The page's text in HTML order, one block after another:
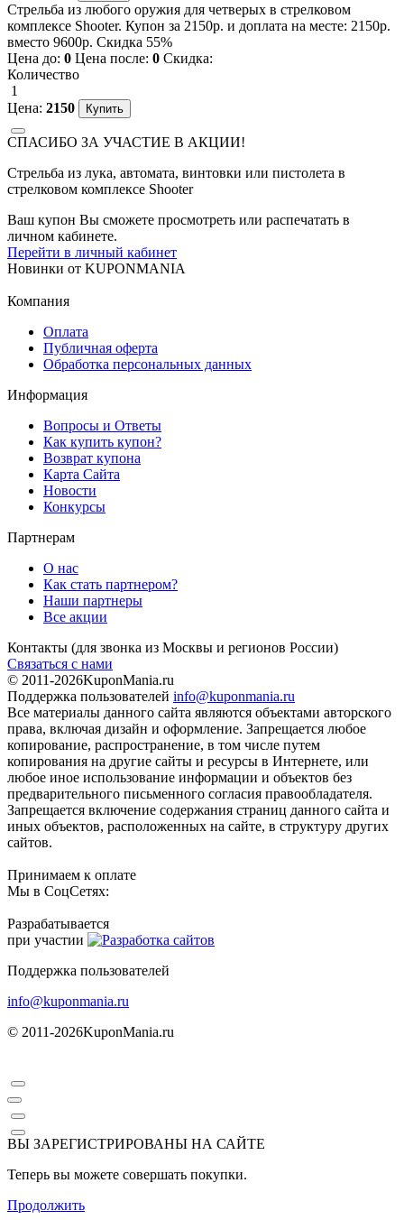
Стрельба из любого оружия для четверых в стрелковом
комплексе Shooter. Купон за 2150р. и доплата на месте: 2150р.
вместо 9600р. Скидка 55%
Цена до: 0 Цена после: 0 Скидка:
Количество
1
Цена: 2150
СПАСИБО ЗА УЧАСТИЕ В АКЦИИ!
Стрельба из лука, автомата, винтовки или пистолета в
стрелковом комплексе Shooter
Ваш купон Вы сможете просмотреть или распечатать в
личном кабинете.
Перейти в личный кабинет
Новинки от KUPONMANIA
Компания
Оплата
Публичная оферта
Обработка персональных данных
Информация
Вопросы и Ответы
Как купить купон?
Возврат купона
Карта Сайта
Новости
Конкурсы
Партнерам
О нас
Как стать партнером?
Наши партнеры
Все акции
Контакты (для звонка из Москвы и регионов России)
Связаться с нами
© 2011-2026KuponMania.ru
Поддержка пользователей info@kuponmania.ru
Все материалы данного сайта являются объектами авторского
права, включая дизайн и оформление. Запрещается любое
копирование, распространение, в том числе путем
копирования на другие сайты и ресурсы в Интернете, или
любое иное использование информации и объектов без
предварительного письменного согласия правообладателя.
Запрещается включение содержания страниц данного сайта и
иных объектов, расположенных на сайте, в структуру других
сайтов.
Принимаем к оплате
Мы в СоцСетях:
Разрабатывается
при участии
Поддержка пользователей
info@kuponmania.ru
© 2011-2026KuponMania.ru
ВЫ ЗАРЕГИСТРИРОВАНЫ НА САЙТЕ
Теперь вы можете совершать покупки.
Продолжить